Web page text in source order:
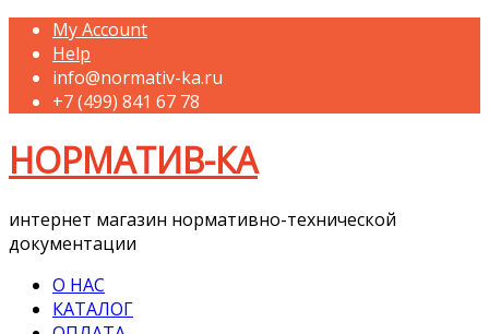
My Account
Help
info@normativ-ka.ru
+7 (499) 841 67 78
НОРМАТИВ-КА
интернет магазин нормативно-технической
документации
О НАС
КАТАЛОГ